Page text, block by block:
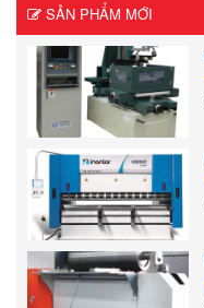
SẢN PHẨM MỚI